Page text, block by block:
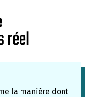
réel
la manière dont